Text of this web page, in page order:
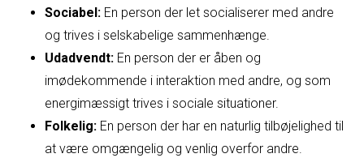
Sociabel: En person der let socialiserer med andre
og trives i selskabelige sammenhænge.
Udadvendt: En person der er åben og
imødekommende i interaktion med andre, og som
energimæssigt trives i sociale situationer.
Folkelig: En person der har en naturlig tilbøjelighed til
at være omgængelig og venlig overfor andre.